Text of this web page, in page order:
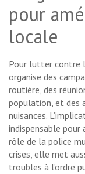
pour
locale
Pour lutter contre
organise des
routière, des
population, et des
nuisances.
indispensable pour
rôle de la police
crises, elle met
troubles à l’ordre